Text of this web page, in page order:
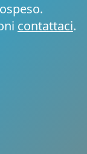
contattaci.